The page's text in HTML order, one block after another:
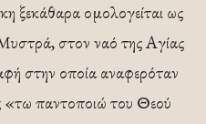
ξεκάθαρα ομολογείται ως
στον ναό της Αγίας
στην οποία αναφερόταν
«τω παντοποιώ του Θεού